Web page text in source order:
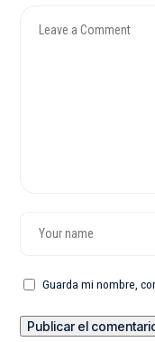
Guarda mi nombre,